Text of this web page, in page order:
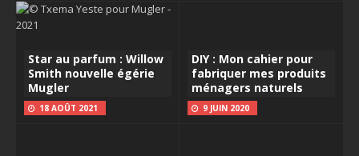
Star au parfum : Willow
Smith nouvelle égérie
Mugler
18 AOÛT 2021
DIY : Mon cahier pour
fabriquer mes produits
ménagers naturels
9 JUIN 2020